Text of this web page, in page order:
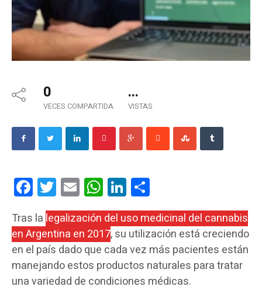
0
VECES COMPARTIDA
...
VISTAS
FacebookTwitterEmail WhatsAppLinkedIn
Tras la legalización del uso medicinal del cannabis
en Argentina en 2017, su utilización está creciendo
en el país dado que cada vez más pacientes están
manejando estos productos naturales para tratar
una variedad de condiciones médicas.